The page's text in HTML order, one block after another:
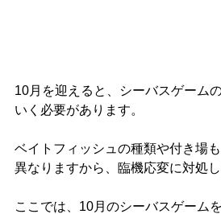
10月を迎えると、シーバスゲーム
いく必要があります。
ベイトフィッシュの種類や付き場
異なりますから、臨機応変に対処し
ここでは、10月のシーバスゲーム